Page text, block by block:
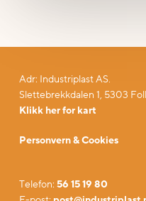
Adr: Industriplast AS.
Slettebrekkdalen 1, 5303
Klikk her for kart
Personvern & Cookies
Telefon: 56 15 19 80